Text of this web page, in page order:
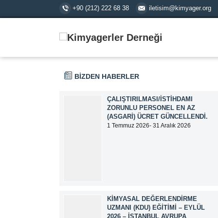
+90 (212) 222 68 38 iletisim@kimyager.org
BİZDEN HABERLER
ÇALIŞTIRILMASI/İSTIHDAMI
ZORUNLU PERSONEL EN AZ
(ASGARI) ÜCRET GÜNCELLENDI.
1 Temmuz 2026- 31 Aralık 2026
KIMYASAL DEĞERLENDIRME
UZMANI (KDU) EĞITIMI – EYLÜL
2026 – İSTANBUL AVRUPA